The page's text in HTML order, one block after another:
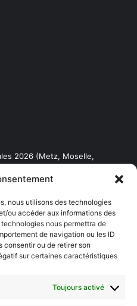
nous utilisons des technologies
ou accéder aux informations des
nous permettra de
de navigation ou les ID
consentir ou de retirer son
sur certaines caractéristiques
Toujours activé
2026 (Metz, Moselle,
soir ou hebdo ?